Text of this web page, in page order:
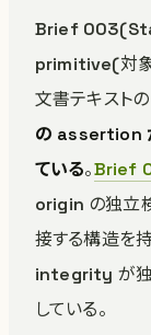
Brief
primitive(対
文書テキスト
の assertion
ている。Brief
origin の独立
接する構造を
integrity が独
している。